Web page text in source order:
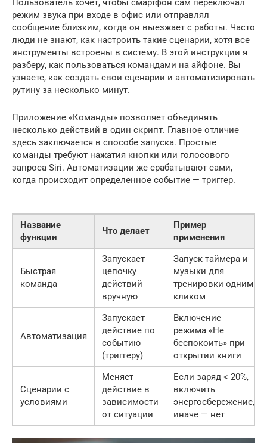
Пользователь хочет, чтобы смартфон сам переключал
режим звука при входе в офис или отправлял
сообщение близким, когда он выезжает с работы. Часто
люди не знают, как настроить такие сценарии, хотя все
инструменты встроены в систему. В этой инструкции я
разберу, как пользоваться командами на айфоне. Вы
узнаете, как создать свои сценарии и автоматизировать
рутину за несколько минут.
Приложение «Команды» позволяет объединять
несколько действий в один скрипт. Главное отличие
здесь заключается в способе запуска. Простые
команды требуют нажатия кнопки или голосового
запроса Siri. Автоматизации же срабатывают сами,
когда происходит определенное событие — триггер.
Название
функции
Что делает
Пример
применения
Быстрая
команда
Запускает
цепочку
действий
вручную
Запуск таймера и
музыки для
тренировки одним
кликом
Автоматизация
Запускает
действие по
событию
(триггеру)
Включение
режима «Не
беспокоить» при
открытии книги
Сценарии с
условиями
Меняет
действие в
зависимости
от ситуации
Если заряд < 20%,
включить
энергосбережение,
иначе — нет